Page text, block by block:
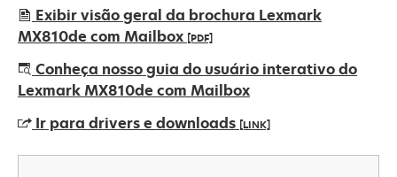
Exibir visão geral da brochura Lexmark
MX810de com Mailbox [PDF]
abre
em
nova
guia
Conheça nosso guia do usuário interativo do
Lexmark MX810de com Mailbox
Ir para drivers e downloads [LINK]
abre